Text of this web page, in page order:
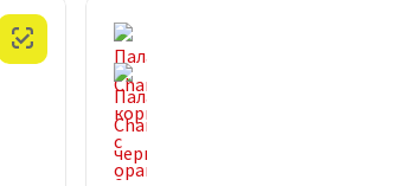
Честный знак